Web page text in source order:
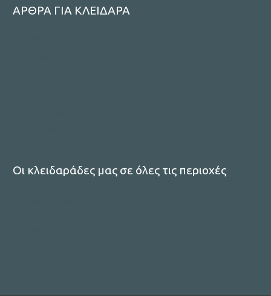
r
ΑΡΘΡΑ ΓΙΑ ΚΛΕΙΔΑΡΑ
Οι κλειδαράδες μας σε όλες τις περιοχές